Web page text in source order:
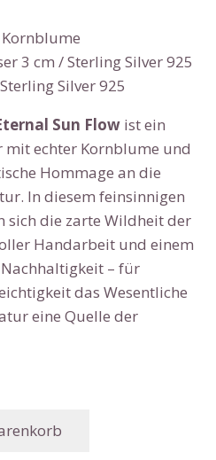
3 cm / Sterling Silver 925
Silver 925
Sun Flow ist ein
mit echter Kornblume und
Hommage an die
In diesem feinsinnigen
sich die zarte Wildheit der
Handarbeit und einem
– für
das Wesentliche
eine Quelle der